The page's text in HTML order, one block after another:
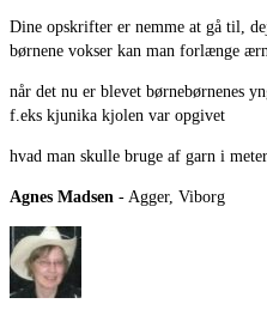
Dine opskrifter er nemme at gå til,
børnene vokser kan man forlænge
når det nu er blevet børnebørnenes
f.eks kjunika kjolen var opgivet
hvad man skulle bruge af garn i meter
Agnes Madsen - Agger, Viborg